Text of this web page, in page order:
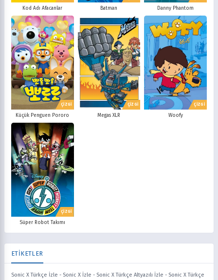
Kod Adı Afacanlar Batman Danny Phantom
ÇİZGİ
Küçük Penguen Pororo
ÇİZGİ
Megas XLR
ÇİZGİ
Woofy
ÇİZGİ
Süper Robot Takımı
ETİKETLER
Sonic X Türkçe İzle - Sonic X İzle - Sonic X Türkçe Altyazılı İzle - Sonic X Türkçe